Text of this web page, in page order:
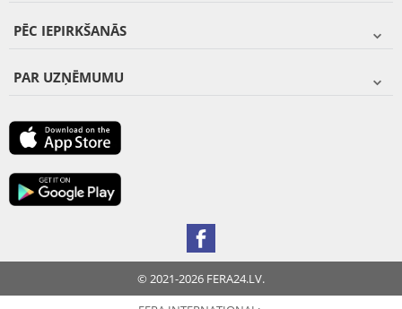
PĒC IEPIRKŠANĀS
PAR UZŅĒMUMU
© 2021-2026 FERA24.LV.